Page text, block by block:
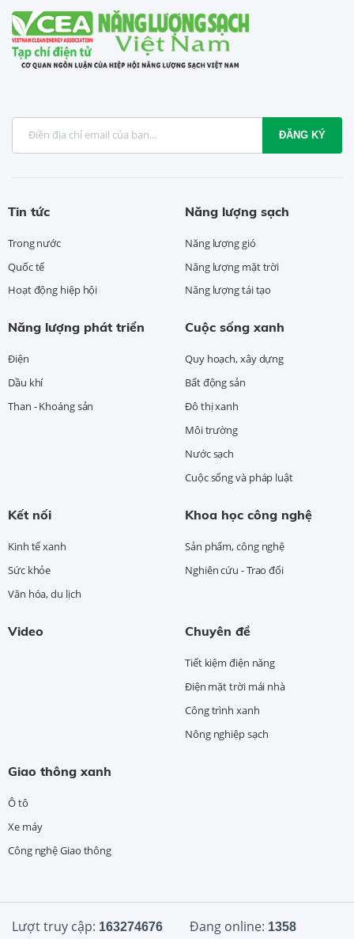
ĐĂNG KÝ
Tin tức
Trong nước
Quốc tế
Hoạt động hiệp hội
Năng lượng sạch
Năng lượng gió
Năng lượng mặt trời
Năng lượng tái tạo
Năng lượng phát triển
Điện
Dầu khí
Than - Khoáng sản
Cuộc sống xanh
Quy hoạch, xây dựng
Bất động sản
Đô thị xanh
Môi trường
Nước sạch
Cuộc sống và pháp luật
Kết nối
Kinh tế xanh
Sức khỏe
Văn hóa, du lịch
Khoa học công nghệ
Sản phẩm, công nghệ
Nghiên cứu - Trao đổi
Video Chuyên đề
Tiết kiệm điện năng
Điện mặt trời mái nhà
Công trình xanh
Nông nghiệp sạch
Giao thông xanh
Ô tô
Xe máy
Công nghệ Giao thông
Lượt truy cập: 163274676 Đang online: 1358